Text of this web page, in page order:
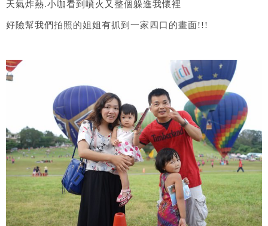
天氣炸熱.小咖看到噴火又整個躲進我懷裡
好險幫我們拍照的姐姐有抓到一家四口的畫面!!!